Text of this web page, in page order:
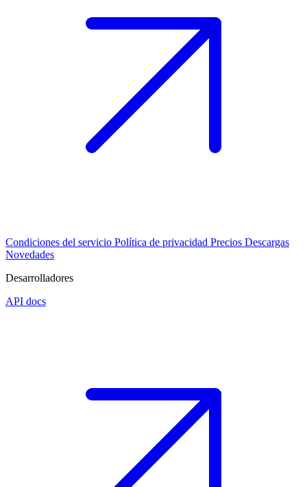
Condiciones del servicio Política de privacidad Precios Descargas
Novedades
Desarrolladores
API docs